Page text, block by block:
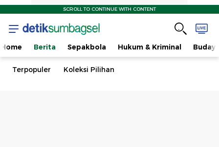
SCROLL TO CONTINUE WITH CONTENT
Home Berita Sepakbola Hukum & Kriminal
Terpopuler Koleksi Pilihan